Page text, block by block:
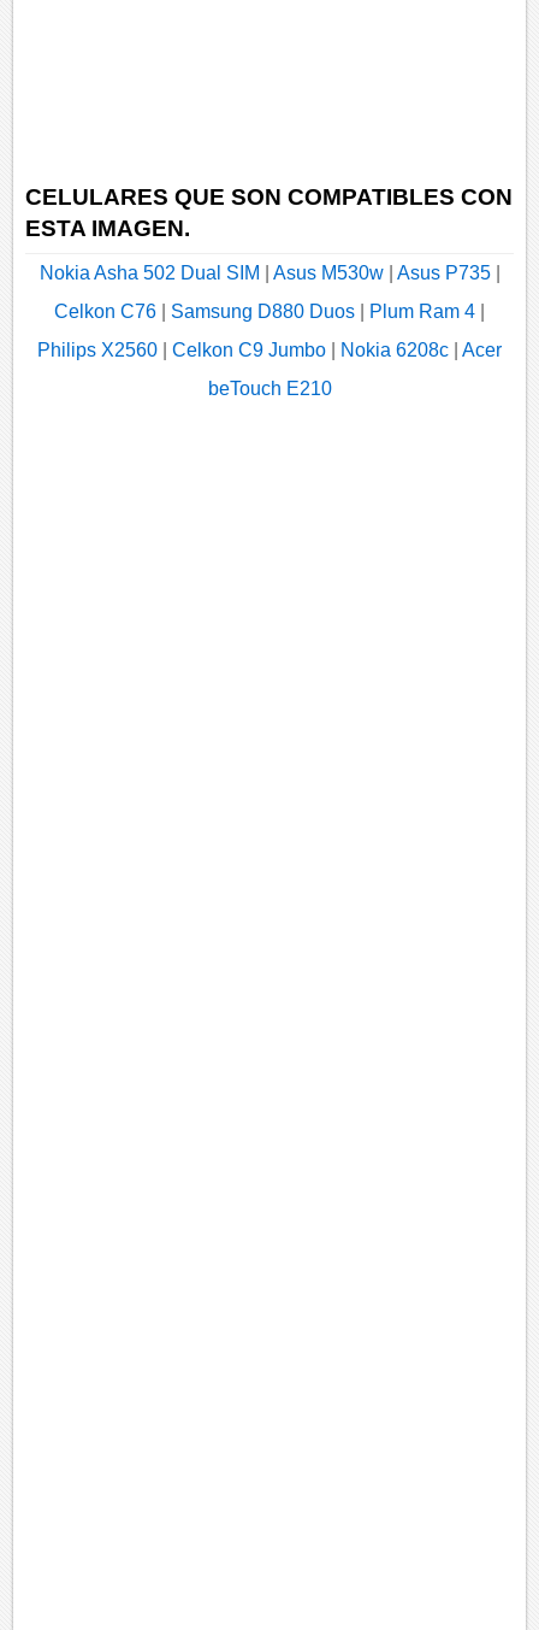
CELULARES QUE SON COMPATIBLES CON
ESTA IMAGEN.
Nokia Asha 502 Dual SIM Asus M530w| Asus P735|
Celkon C76
Samsung D880 Duos Plum Ram 4
Philips X2560
Celkon C9 Jumbo Nokia 6208c
Acer
beTouch E210